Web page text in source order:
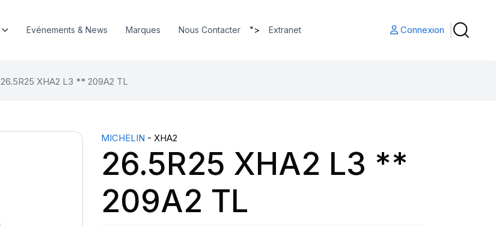
Evénements & News Marques Nous Contacter "> Extranet Connexion
26.5R25 XHA2 L3 ** 209A2 TL
MICHELIN - XHA2
26.5R25 XHA2 L3 **
209A2 TL